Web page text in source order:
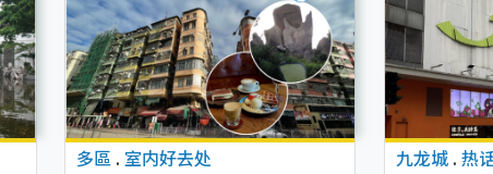
多區 . 室内好去处 九龙城 . 热